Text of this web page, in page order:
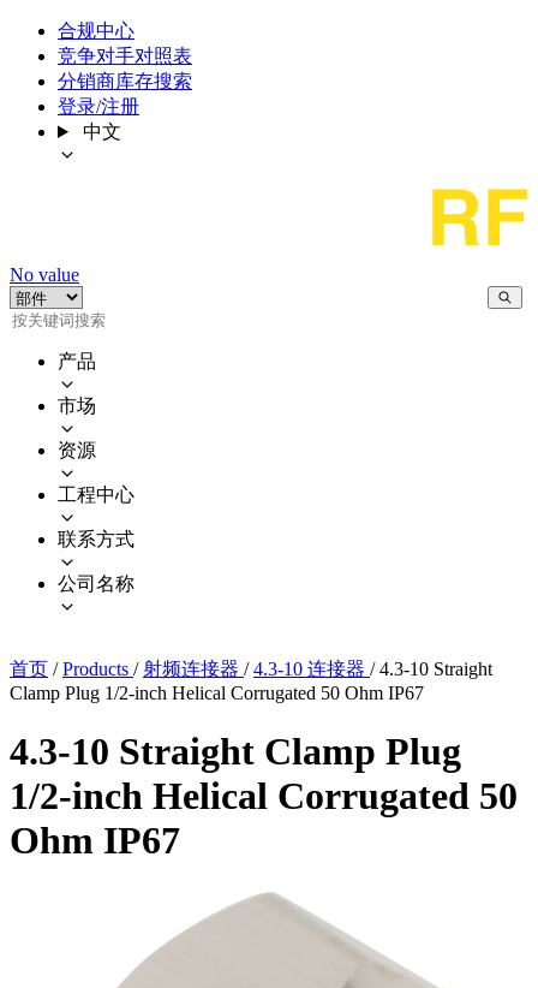
合规中心
竞争对手对照表
分销商库存搜索
登录/注册
中文
No value
产品
市场
资源
工程中心
联系方式
公司名称
首页 / Products / 射频连接器 / 4.3-10 连接器 / 4.3-10 Straight
Clamp Plug 1/2-inch Helical Corrugated 50 Ohm IP67
4.3-10 Straight Clamp Plug
1/2-inch Helical Corrugated 50
Ohm IP67